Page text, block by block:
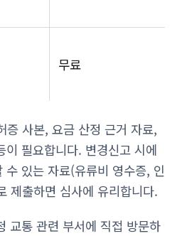
무료
증 사본, 요금 산정 근거 자료,
이 필요합니다. 변경신고 시에
수 있는 자료(유류비 영수증, 인
제출하면 심사에 유리합니다.
교통 관련 부서에 직접 방문하